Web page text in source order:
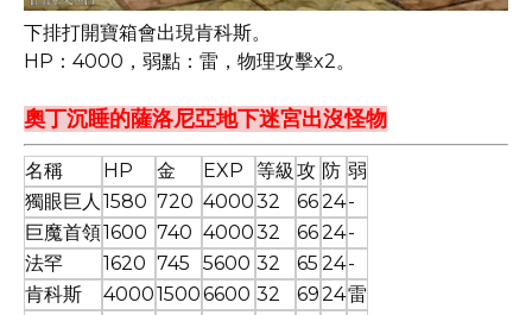
下排打開寶箱會出現肯科斯。
HP：4000，弱點：雷，物理攻擊x2。
奧丁沉睡的薩洛尼亞地下迷宮出沒怪物
名稱 HP 金 EXP 等級 攻 防 弱
獨眼巨人 1580 720 400032 6624-
巨魔首領1600 740 400032 6624-
法罕
1620 745 5600 32 65 24-
肯科斯
400015006600 32 6924雷